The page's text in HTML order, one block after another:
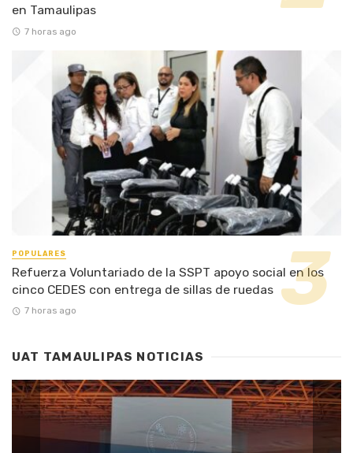
en Tamaulipas
7 horas ago
POPULARES
Refuerza Voluntariado de la SSPT apoyo social en los
cinco CEDES con entrega de sillas de ruedas
7 horas ago
UAT TAMAULIPAS NOTICIAS